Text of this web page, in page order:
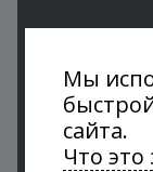
Мы
сайта.
Что это